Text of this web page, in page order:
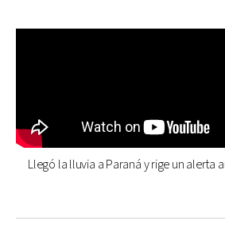
Llegó la lluvia a Paraná y rige un alerta